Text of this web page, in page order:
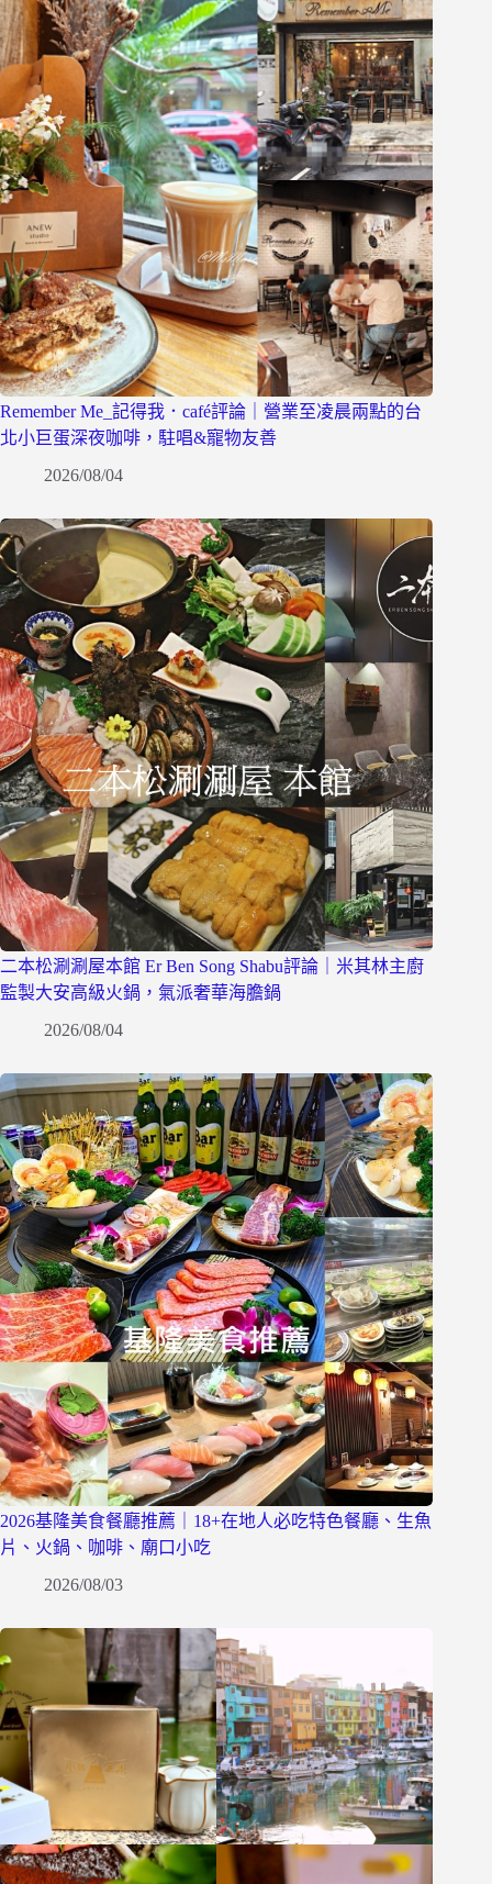
Remember Me_記得我．café評論｜營業至凌晨兩點的台
北小巨蛋深夜咖啡，駐唱&寵物友善
2026/08/04
二本松涮涮屋本館 Er Ben Song Shabu評論｜米其林主廚
監製大安高級火鍋，氣派奢華海膽鍋
2026/08/04
2026基隆美食餐廳推薦｜18+在地人必吃特色餐廳、生魚
片、火鍋、咖啡、廟口小吃
2026/08/03